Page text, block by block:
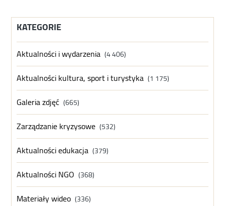
KATEGORIE
Aktualności i wydarzenia (4 406)
Aktualności kultura, sport i turystyka (1 175)
Galeria zdjęć (665)
Zarządzanie kryzysowe (532)
Aktualności edukacja (379)
Aktualności NGO (368)
Materiały wideo (336)